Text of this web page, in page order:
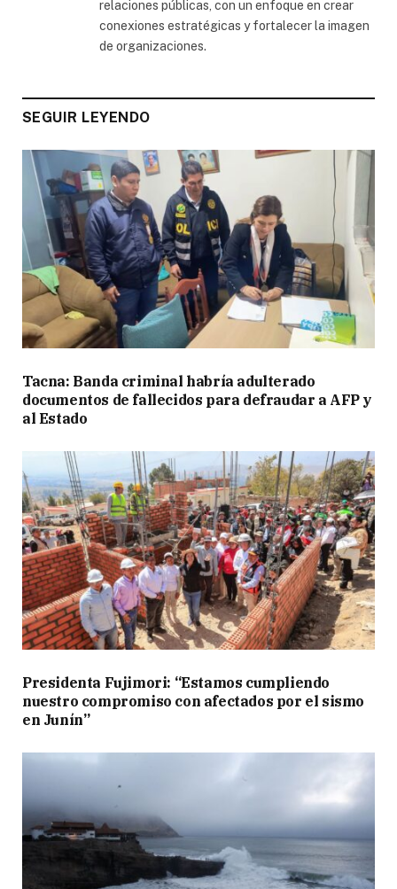
relaciones públicas, con un enfoque en crear
conexiones estratégicas y fortalecer la imagen
de organizaciones.
SEGUIR LEYENDO
Tacna: Banda criminal habría adulterado
documentos de fallecidos para defraudar a AFP y
al Estado
Presidenta Fujimori: “Estamos cumpliendo
nuestro compromiso con afectados por el sismo
en Junín”